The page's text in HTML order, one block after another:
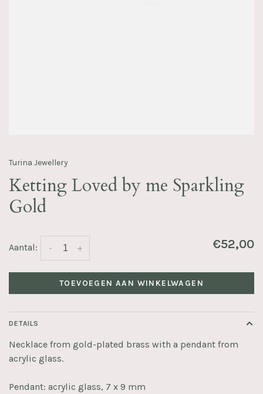
Turina Jewellery
Ketting Loved by me Sparkling
Gold
Aantal: +
- €52,00
TOEVOEGEN AAN WINKELWAGEN
DETAILS
Necklace from gold-plated brass with a pendant from
acrylic glass.
Pendant: acrylic glass, 7 x 9 mm